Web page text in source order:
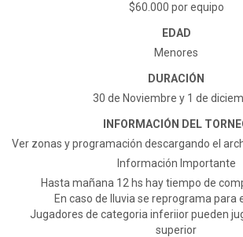
$60.000 por equipo
EDAD
Menores
DURACIÓN
30 de Noviembre y 1 de
INFORMACIÓN DEL
Ver zonas y programación descargando el
Información Importante
Hasta mañana 12 hs hay tiempo de
En caso de lluvia se reprograma para
Jugadores de categoria inferiior pueden
superior